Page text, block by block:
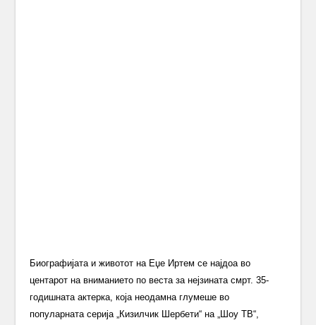
Биографијата и животот на Еџе Иртем се најдоа во
центарот на вниманието по веста за нејзината смрт. 35-
годишната актерка, која неодамна глумеше во
популарната серија „Кизилчик Шербети“ на „Шоу ТВ“,